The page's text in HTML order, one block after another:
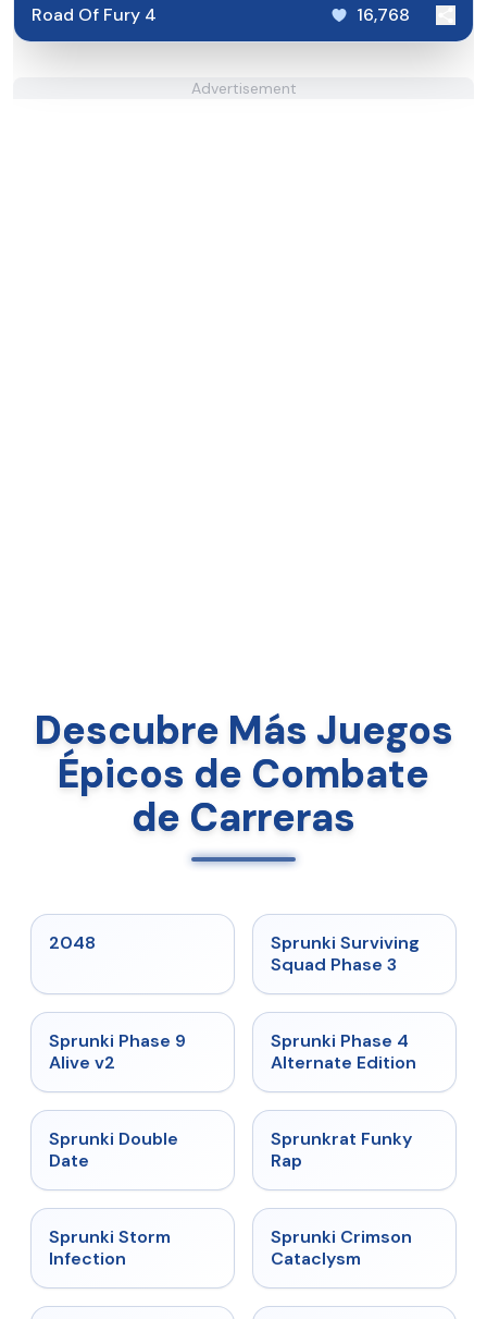
Road Of Fury 4 16,768
Advertisement
Descubre Más Juegos
Épicos de Combate
de Carreras
2048 ★ 4.7
Sprunki Surviving
Squad Phase 3
★
Sprunki Phase 9
Alive v2
★
Sprunki Phase 4
Alternate Edition
★
Sprunki Double
Date
★ 4.7
Sprunkrat Funky
Rap
★
Sprunki Storm
Infection
★ 4.7
Sprunki Crimson
Cataclysm